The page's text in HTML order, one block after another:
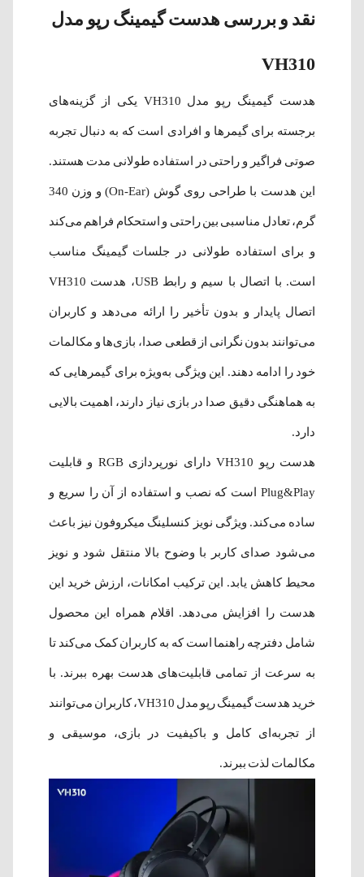
نقد و بررسی هدست گیمینگ رپو مدل
VH310
هدست گیمینگ رپو مدل VH310 یکی از گزینه‌های
برجسته برای گیمرها و افرادی است که به دنبال تجربه
صوتی فراگیر و راحتی در استفاده طولانی مدت هستند.
این هدست با طراحی روی گوش (On-Ear) و وزن 340
گرم، تعادل مناسبی بین راحتی و استحکام فراهم می‌کند
و برای استفاده طولانی در جلسات گیمینگ مناسب
است. با اتصال با سیم و رابط USB، هدست VH310
اتصال پایدار و بدون تأخیر را ارائه می‌دهد و کاربران
می‌توانند بدون نگرانی از قطعی صدا، بازی‌ها و مکالمات
خود را ادامه دهند. این ویژگی به‌ویژه برای گیمرهایی که
به هماهنگی دقیق صدا در بازی نیاز دارند، اهمیت بالایی
دارد.
هدست رپو VH310 دارای نورپردازی RGB و قابلیت
Plug&Play است که نصب و استفاده از آن را سریع و
ساده می‌کند. ویژگی نویز کنسلینگ میکروفون نیز باعث
می‌شود صدای کاربر با وضوح بالا منتقل شود و نویز
محیط کاهش یابد. این ترکیب امکانات، ارزش خرید این
هدست را افزایش می‌دهد. اقلام همراه این محصول
شامل دفترچه راهنما است که به کاربران کمک می‌کند تا
به سرعت از تمامی قابلیت‌های هدست بهره ببرند. با
خرید هدست گیمینگ رپو مدل VH310، کاربران می‌توانند
از تجربه‌ای کامل و باکیفیت در بازی، موسیقی و
مکالمات لذت ببرند.